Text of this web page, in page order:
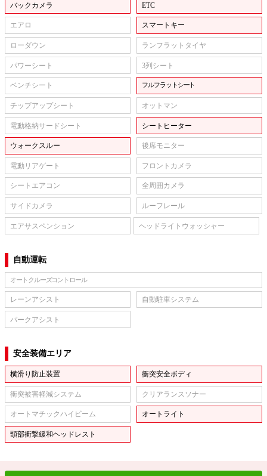
バックカメラ ETC
エアロ スマートキー
ローダウン ランフラットタイヤ
パワーシート 3列シート
ベンチシート フルフラットシート
チップアップシート オットマン
電動格納サードシート シートヒーター
ウォークスルー 後席モニター
電動リアゲート フロントカメラ
シートエアコン 全周囲カメラ
サイドカメラ ルーフレール
エアサスペンション ヘッドライトウォッシャー
自動運転
オートクルーズコントロール
レーンアシスト 自動駐車システム
パークアシスト
安全装備エリア
横滑り防止装置 衝突安全ボディ
衝突被害軽減システム クリアランスソナー
オートマチックハイビーム オートライト
頸部衝撃緩和ヘッドレスト